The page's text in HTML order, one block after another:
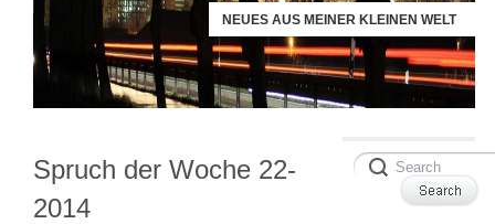
NEUES AUS MEINER KLEINEN WELT
Spruch der Woche 22-
2014